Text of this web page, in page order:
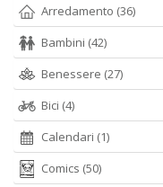
Arredamento (36)
Bambini (42)
Benessere (27)
Bici (4)
Calendari (1)
Comics (50)